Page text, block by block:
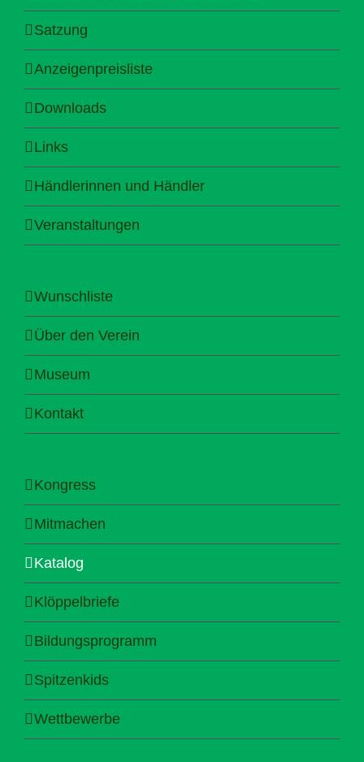
Satzung
Anzeigenpreisliste
Downloads
Links
Händlerinnen und Händler
Veranstaltungen
Wunschliste
Über den Verein
Museum
Kontakt
Kongress
Mitmachen
Katalog
Klöppelbriefe
Bildungsprogramm
Spitzenkids
Wettbewerbe